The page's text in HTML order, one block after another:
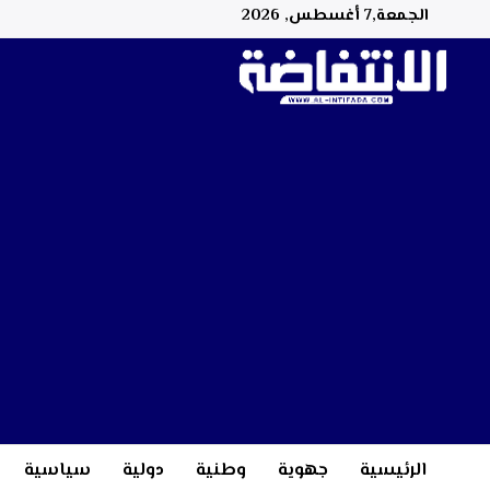
الجمعة,7 أغسطس, 2026
الرئيسية جهوية وطنية دولية سياسية